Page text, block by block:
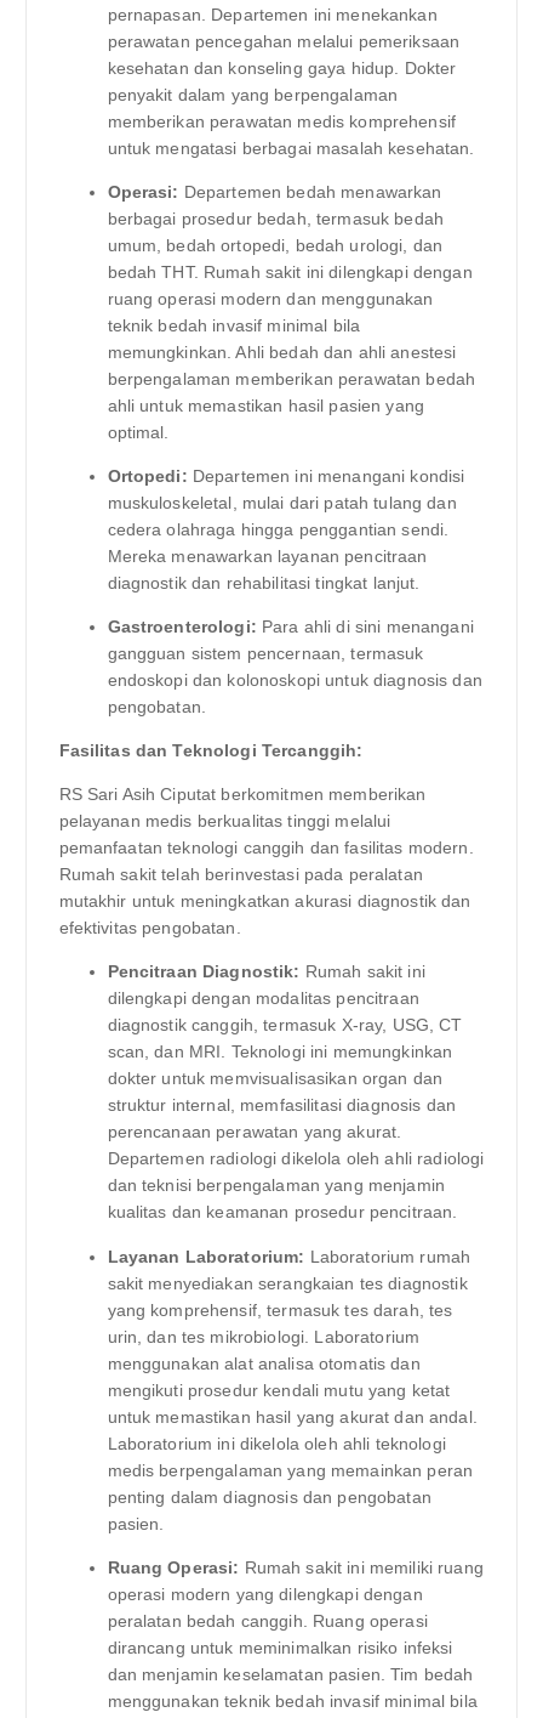
pernapasan. Departemen ini menekankan
perawatan pencegahan melalui pemeriksaan
kesehatan dan konseling gaya hidup. Dokter
penyakit dalam yang berpengalaman
memberikan perawatan medis komprehensif
untuk mengatasi berbagai masalah kesehatan.
Operasi: Departemen bedah menawarkan
berbagai prosedur bedah, termasuk bedah
umum, bedah ortopedi, bedah urologi, dan
bedah THT. Rumah sakit ini dilengkapi dengan
ruang operasi modern dan menggunakan
teknik bedah invasif minimal bila
memungkinkan. Ahli bedah dan ahli anestesi
berpengalaman memberikan perawatan bedah
ahli untuk memastikan hasil pasien yang
optimal.
Ortopedi: Departemen ini menangani kondisi
muskuloskeletal, mulai dari patah tulang dan
cedera olahraga hingga penggantian sendi.
Mereka menawarkan layanan pencitraan
diagnostik dan rehabilitasi tingkat lanjut.
Gastroenterologi: Para ahli di sini menangani
gangguan sistem pencernaan, termasuk
endoskopi dan kolonoskopi untuk diagnosis dan
pengobatan.
Fasilitas dan Teknologi Tercanggih:
RS Sari Asih Ciputat berkomitmen memberikan
pelayanan medis berkualitas tinggi melalui
pemanfaatan teknologi canggih dan fasilitas modern.
Rumah sakit telah berinvestasi pada peralatan
mutakhir untuk meningkatkan akurasi diagnostik dan
efektivitas pengobatan.
Pencitraan Diagnostik: Rumah sakit ini
dilengkapi dengan modalitas pencitraan
diagnostik canggih, termasuk X-ray, USG, CT
scan, dan MRI. Teknologi ini memungkinkan
dokter untuk memvisualisasikan organ dan
struktur internal, memfasilitasi diagnosis dan
perencanaan perawatan yang akurat.
Departemen radiologi dikelola oleh ahli radiologi
dan teknisi berpengalaman yang menjamin
kualitas dan keamanan prosedur pencitraan.
Layanan Laboratorium: Laboratorium rumah
sakit menyediakan serangkaian tes diagnostik
yang komprehensif, termasuk tes darah, tes
urin, dan tes mikrobiologi. Laboratorium
menggunakan alat analisa otomatis dan
mengikuti prosedur kendali mutu yang ketat
untuk memastikan hasil yang akurat dan andal.
Laboratorium ini dikelola oleh ahli teknologi
medis berpengalaman yang memainkan peran
penting dalam diagnosis dan pengobatan
pasien.
Ruang Operasi: Rumah sakit ini memiliki ruang
operasi modern yang dilengkapi dengan
peralatan bedah canggih. Ruang operasi
dirancang untuk meminimalkan risiko infeksi
dan menjamin keselamatan pasien. Tim bedah
menggunakan teknik bedah invasif minimal bila